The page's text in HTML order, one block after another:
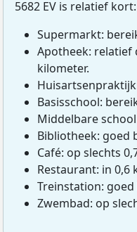
5682 EV is relatief kort:
Supermarkt:
Apotheek: relatief
kilometer.
Basisschool:
Middelbare
Bibliotheek: goed
Café: op slechts
Restaurant: in 0,6
Treinstation: goed
Zwembad: op